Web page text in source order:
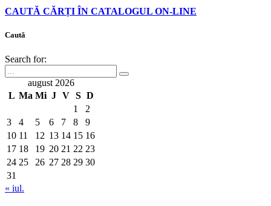
CAUTĂ CĂRȚI ÎN CATALOGUL ON-LINE
Caută
Search for:
august 2026
L Ma Mi J V S D
1
2
3
4 5 6 7 8
9
10 11 12 13 14 15 16
17 18 19 20 21 22 23
24 25 26 27 28 29 30
31
« iul.